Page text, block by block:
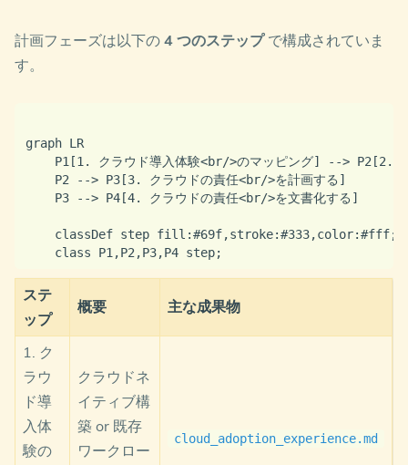
計画フェーズは以下の 4 つのステップで構成されていま
す。
graph LR
P1[1. クラウド導入体験<br/>のマッピング] --> P2[2.
    P2 --> P3[3. クラウドの責任<br/>を計画する]
    P3 --> P4[4. クラウドの責任<br/>を文書化する]
    classDef step fill:#69f,stroke:#333,color:#fff;
ステ
ップ
概要 主な成果物
1. ク
ラウ
ド導
入体
験の
クラウドネ
イティブ構
築 or 既存
ワークロー
cloud_adoption_experience.md